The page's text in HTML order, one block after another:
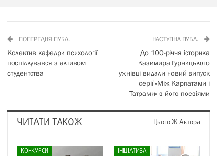
ПОПЕРЕДНЯ ПУБЛ.
Колектив кафедри психології
поспілкувався з активом
студентства
НАСТУПНА ПУБЛ.
До 100-річчя історика
Казимира Гурницького
ужнівці видали новий випуск
серії «Між Карпатами і
Татрами» з його поезіями
ЧИТАТИ ТАКОЖ Цього Ж Автора
КОНКУРСИ ІНІЦІАТИВА